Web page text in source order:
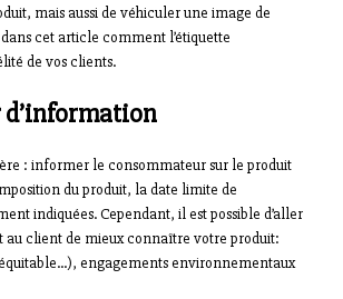
mais aussi de véhiculer une image de
cet article comment l’étiquette
de vos clients.
d’information
: informer le consommateur sur le produit
du produit, la date limite de
indiquées. Cependant, il est possible d’aller
client de mieux connaître votre produit:
engagements environnementaux